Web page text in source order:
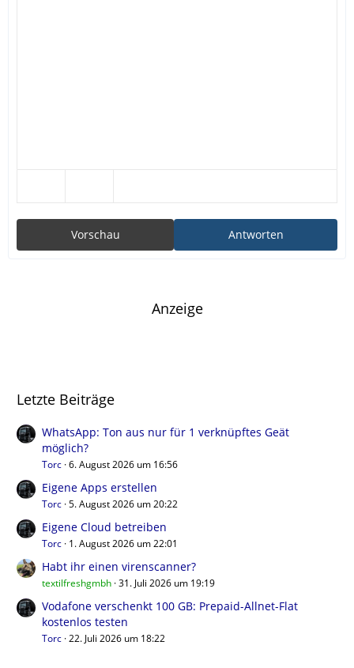
Antworten
Vorschau
Anzeige
Letzte Beiträge
WhatsApp: Ton aus nur für 1 verknüpftes Geät
möglich?
Torc 6. August 2026 um 16:56
Eigene Apps erstellen
Torc 5. August 2026 um 20:22
Eigene Cloud betreiben
Torc 1. August 2026 um 22:01
Habt ihr einen virenscanner?
textilfreshgmbh 31. Juli 2026 um 19:19
Vodafone verschenkt 100 GB: Prepaid-Allnet-Flat
kostenlos testen
Torc 22. Juli 2026 um 18:22